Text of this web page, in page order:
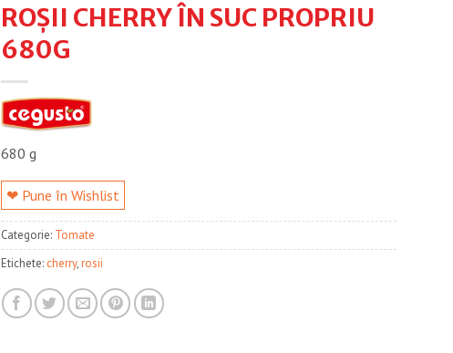
ROȘII CHERRY ÎN SUC PROPRIU
680G
680 g
❤ Pune în Wishlist
Categorie: Tomate
Etichete: cherry,rosii